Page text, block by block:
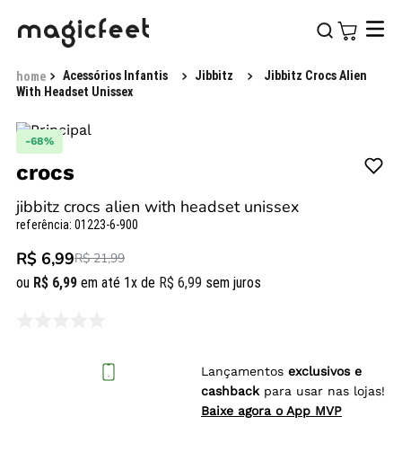
Acessórios Infantis Jibbitz
Jibbitz Crocs Alien
With Headset Unissex
-68%
crocs
jibbitz crocs alien with headset unissex
referência: 01223-6-900
R$ 6,99R$ 21,99
ou R$ 6,99 em até 1x de R$ 6,99 sem juros
Lançamentos exclusivos e
cashback para usar nas lojas!
Baixe agora o App MVP